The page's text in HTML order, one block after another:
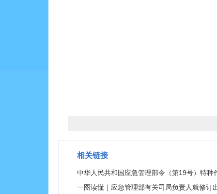
相关链接
中华人民共和国应急管理部令（第19号）特
一图读懂｜应急管理部有关司局负责人就修